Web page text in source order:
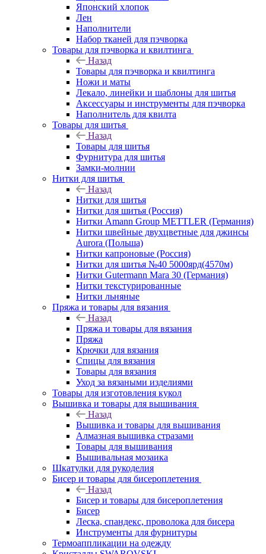
Японский хлопок
Лен
Наполнители
Набор тканей для пэчворка
Товары для пэчворка и квилтинга
Назад
Товары для пэчворка и квилтинга
Ножи и маты
Лекало, линейки и шаблоны для шитья
Аксессуары и инструменты для пэчворка
Наполнитель для квилта
Товары для шитья
Назад
Товары для шитья
Фурнитура для шитья
Замки-молнии
Нитки для шитья
Назад
Нитки для шитья
Нитки для шитья (Россия)
Нитки Amann Group METTLER (Германия)
Нитки швейные двухцветные для джинсы
Aurora (Польша)
Нитки капроновые (Россия)
Нитки для шитья №40 5000ярд(4570м)
Нитки Gutermann Mara 30 (Германия)
Нитки текстурированные
Нитки льняные
Пряжа и товары для вязания
Назад
Пряжа и товары для вязания
Пряжа
Крючки для вязания
Спицы для вязания
Товары для вязания
Уход за вязаными изделиями
Товары для изготовления кукол
Вышивка и товары для вышивания
Назад
Вышивка и товары для вышивания
Алмазная вышивка стразами
Товары для вышивания
Вышивальная мозаика
Шкатулки для рукоделия
Бисер и товары для бисероплетения
Назад
Бисер и товары для бисероплетения
Бисер
Леска, спандекс, проволока для бисера
Инструменты для фурнитуры
Термоаппликации на одежду